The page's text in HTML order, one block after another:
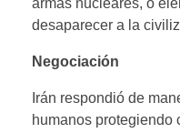
armas nucleares, o
desaparecer a la
Negociación
Irán respondió de
humanos protegiendo